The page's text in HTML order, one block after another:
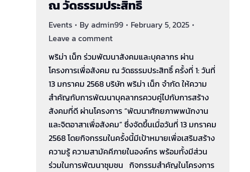
ณ วัดธรรมประสิทธิ์
Events By admin99
February 5, 2025
Leave a comment
พริม่า เน็ก ร่วมพัฒนาสังคมและบุคลากร ผ่าน
โครงการเพื่อสังคม ณ วัดธรรมประสิทธิ์ ครั้งที่ 1: วันที่
13 มกราคม 2568 บริษัท พริม่า เน็ก จำกัด ให้ความ
สำคัญกับการพัฒนาบุคลากรควบคู่ไปกับการสร้าง
สังคมที่ดี ผ่านโครงการ “พัฒนาศักยภาพพนักงาน
และจิตอาสาเพื่อสังคม” ซึ่งจัดขึ้นเมื่อวันที่ 13 มกราคม
2568 โดยกิจกรรมในครั้งนี้มีเป้าหมายเพื่อเสริมสร้าง
ความรู้ ความสามัคคีภายในองค์กร พร้อมทั้งมีส่วน
ร่วมในการพัฒนาชุมชน กิจกรรมสำคัญในโครงการ